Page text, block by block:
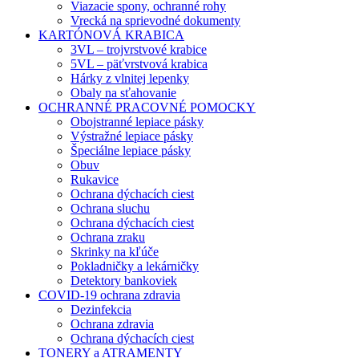
Viazacie spony, ochranné rohy
Vrecká na sprievodné dokumenty
KARTÓNOVÁ KRABICA
3VL – trojvrstvové krabice
5VL – päťvrstvová krabica
Hárky z vlnitej lepenky
Obaly na sťahovanie
OCHRANNÉ PRACOVNÉ POMOCKY
Obojstranné lepiace pásky
Výstražné lepiace pásky
Špeciálne lepiace pásky
Obuv
Rukavice
Ochrana dýchacích ciest
Ochrana sluchu
Ochrana dýchacích ciest
Ochrana zraku
Skrinky na kľúče
Pokladničky a lekárničky
Detektory bankoviek
COVID-19 ochrana zdravia
Dezinfekcia
Ochrana zdravia
Ochrana dýchacích ciest
TONERY a ATRAMENTY